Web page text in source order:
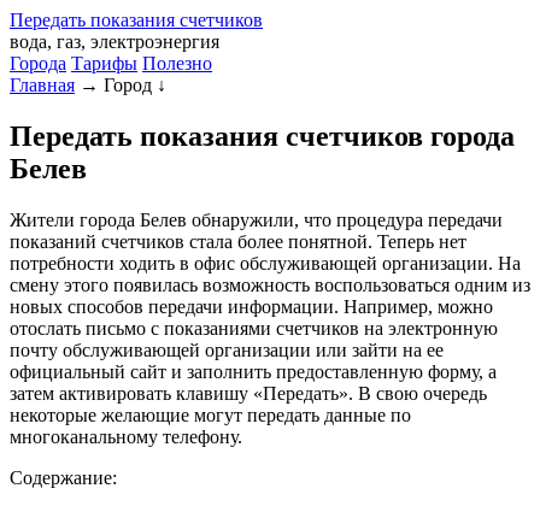
Передать показания счетчиков
вода, газ, электроэнергия
Города Тарифы Полезно
Главная → Город ↓
Передать показания счетчиков города
Белев
Жители города Белев обнаружили, что процедура передачи
показаний счетчиков стала более понятной. Теперь нет
потребности ходить в офис обслуживающей организации. На
смену этого появилась возможность воспользоваться одним из
новых способов передачи информации. Например, можно
отослать письмо с показаниями счетчиков на электронную
почту обслуживающей организации или зайти на ее
официальный сайт и заполнить предоставленную форму, а
затем активировать клавишу «Передать». В свою очередь
некоторые желающие могут передать данные по
многоканальному телефону.
Содержание: